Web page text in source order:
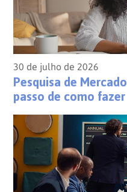
30 de julho de 2026
Pesquisa de
passo de como fazer